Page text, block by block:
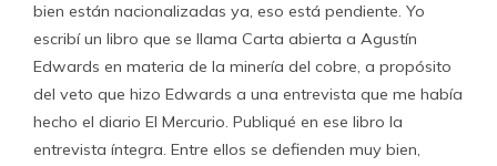
bien están nacionalizadas ya, eso está pendiente. Yo
escribí un libro que se llama Carta abierta a Agustín
Edwards en materia de la minería del cobre, a propósito
del veto que hizo Edwards a una entrevista que me había
hecho el diario El Mercurio. Publiqué en ese libro la
entrevista íntegra. Entre ellos se defienden muy bien,